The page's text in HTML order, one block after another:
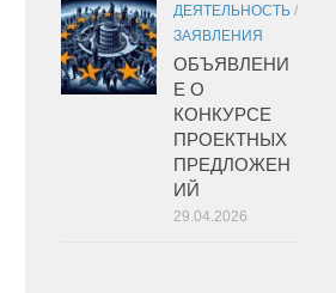
ДЕЯТЕЛЬНОСТЬ /
ЗАЯВЛЕНИЯ
ОБЪЯВЛЕНИ
Е О
КОНКУРСЕ
ПРОЕКТНЫХ
ПРЕДЛОЖЕН
ИЙ
29.04.2026